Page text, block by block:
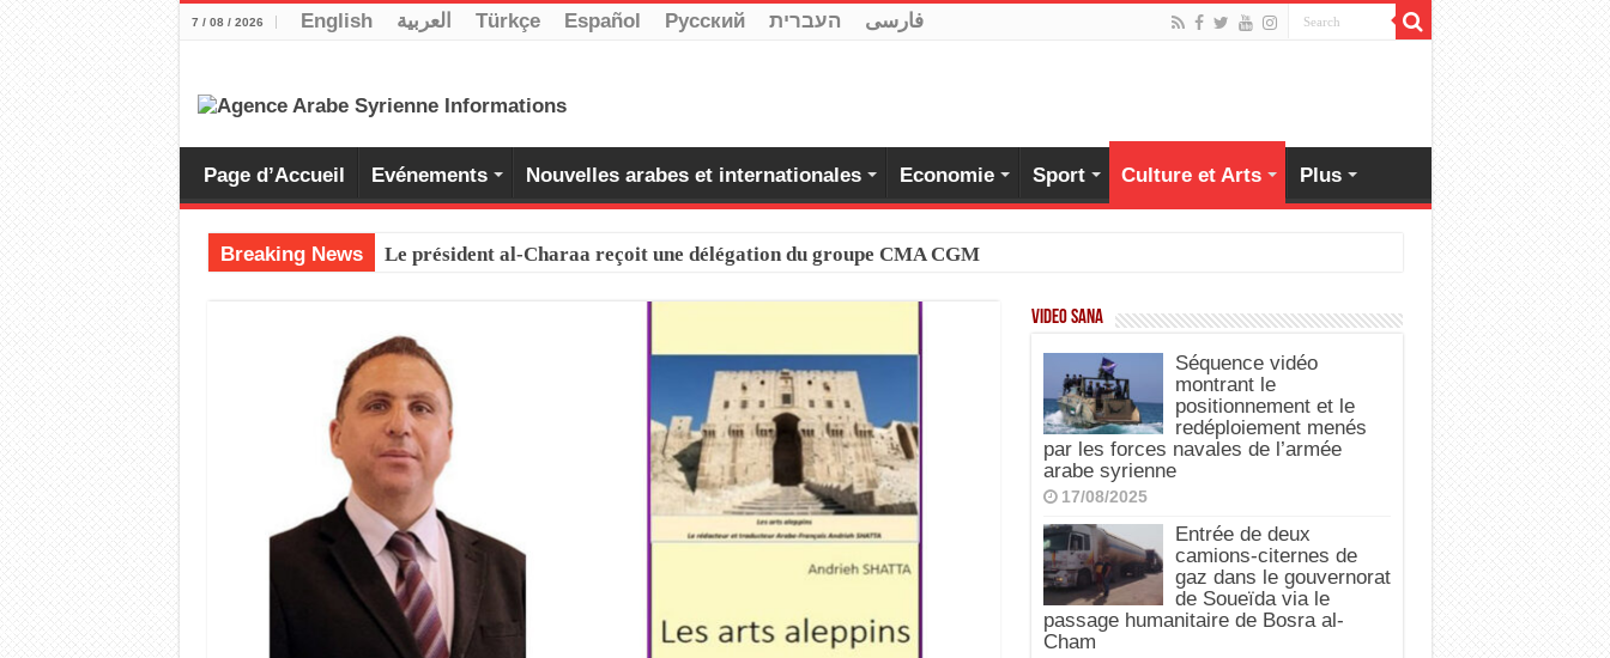
7 / 08 / 2026 English العربية Türkçe Español Pусский העברית فارسی
Page d’Accueil Evénements Nouvelles arabes et internationales Economie Sport Culture et Arts Plus
Breaking News Le président al-Charaa reçoit une délégation du groupe CMA CGM
Video SANA
Séquence vidéo
montrant le
positionnement et le
redéploiement menés
par les forces navales de l’armée
arabe syrienne
17/08/2025
Entrée de deux
camions-citernes de
gaz dans le gouvernorat
de Soueïda via le
passage humanitaire de Bosra al-
Cham